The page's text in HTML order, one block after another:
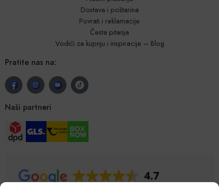
Dostava i poštarina
Povrati i reklamacije
Česta pitanja
Vodiči za kupnju i inspiracije – Blog
Pratite nas na:
Naši partneri